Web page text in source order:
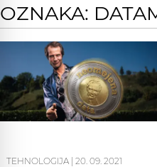
OZNAKA:
TEHNOLOGIJA 20. 09. 2021